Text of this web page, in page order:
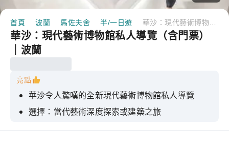
首頁 波蘭 馬佐夫舍 半/一日遊
華沙：現代藝術博物館私人導覽（含門票）
｜波蘭
亮點
華沙令人驚嘆的全新現代藝術博物館私人導覽
選擇：當代藝術深度探索或建築之旅
門票已包含在內——無需排隊，全程有專業導遊陪